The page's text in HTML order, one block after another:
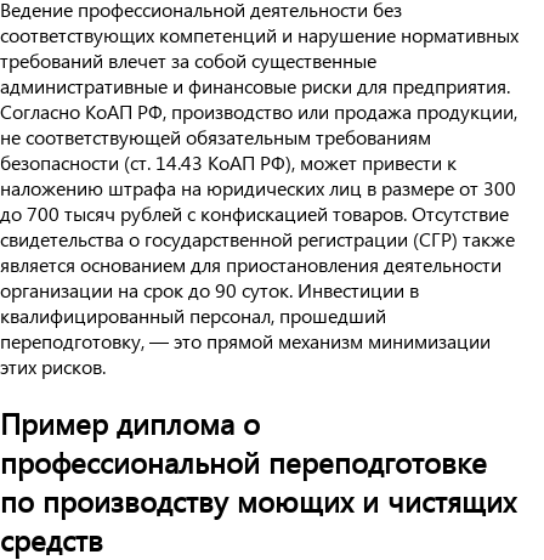
Ведение профессиональной деятельности без
соответствующих компетенций и нарушение нормативных
требований влечет за собой существенные
административные и финансовые риски для предприятия.
Согласно КоАП РФ, производство или продажа продукции,
не соответствующей обязательным требованиям
безопасности (ст. 14.43 КоАП РФ), может привести к
наложению штрафа на юридических лиц в размере от 300
до 700 тысяч рублей с конфискацией товаров. Отсутствие
свидетельства о государственной регистрации (СГР) также
является основанием для приостановления деятельности
организации на срок до 90 суток. Инвестиции в
квалифицированный персонал, прошедший
переподготовку, — это прямой механизм минимизации
этих рисков.
Пример диплома о
профессиональной переподготовке
по производству моющих и чистящих
средств